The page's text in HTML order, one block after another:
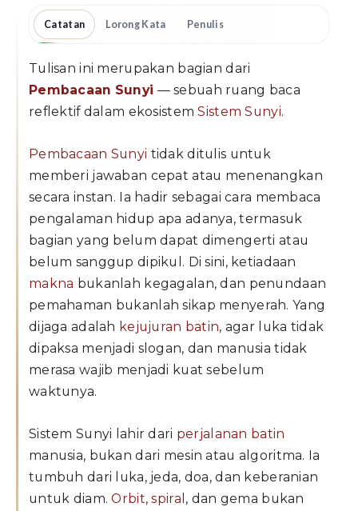
Catatan Lorong Kata Penulis
Tulisan ini merupakan bagian dari
Pembacaan Sunyi — sebuah ruang baca
reflektif dalam ekosistemSistem Sunyi.
Pembacaan Sunyi tidak ditulis untuk
memberi jawaban cepat atau menenangkan
secara instan. Ia hadir sebagai cara membaca
pengalaman hidup apa adanya, termasuk
bagian yang belum dapat dimengerti atau
belum sanggup dipikul. Di sini, ketiadaan
makna bukanlah kegagalan, dan penundaan
pemahaman bukanlah sikap menyerah. Yang
dijaga adalah kejujuran batin, agar luka tidak
dipaksa menjadi slogan, dan manusia tidak
merasa wajib menjadi kuat sebelum
waktunya.
Sistem Sunyi lahir dari perjalanan batin
manusia, bukan dari mesin atau algoritma. Ia
tumbuh dari luka, jeda, doa, dan keberanian
untuk diam.Orbit,spiral , dan gema bukan